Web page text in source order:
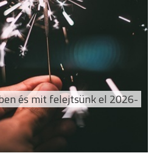
és mit felejtsünk el 2026-